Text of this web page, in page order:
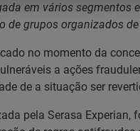
em vários
de grupos organizados
no momento da
a ações
de a situação ser
pela Serasa